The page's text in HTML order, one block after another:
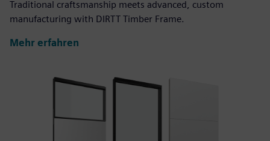
Traditional craftsmanship meets advanced, custom
manufacturing with DIRTT Timber Frame.
Mehr erfahren